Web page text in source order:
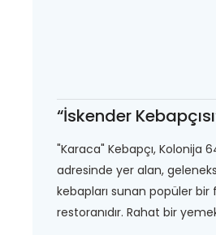
“İskender
"Karaca" Kebapçı, Kolonija
adresinde yer alan,
kebapları sunan popüler
restoranıdır. Rahat bir